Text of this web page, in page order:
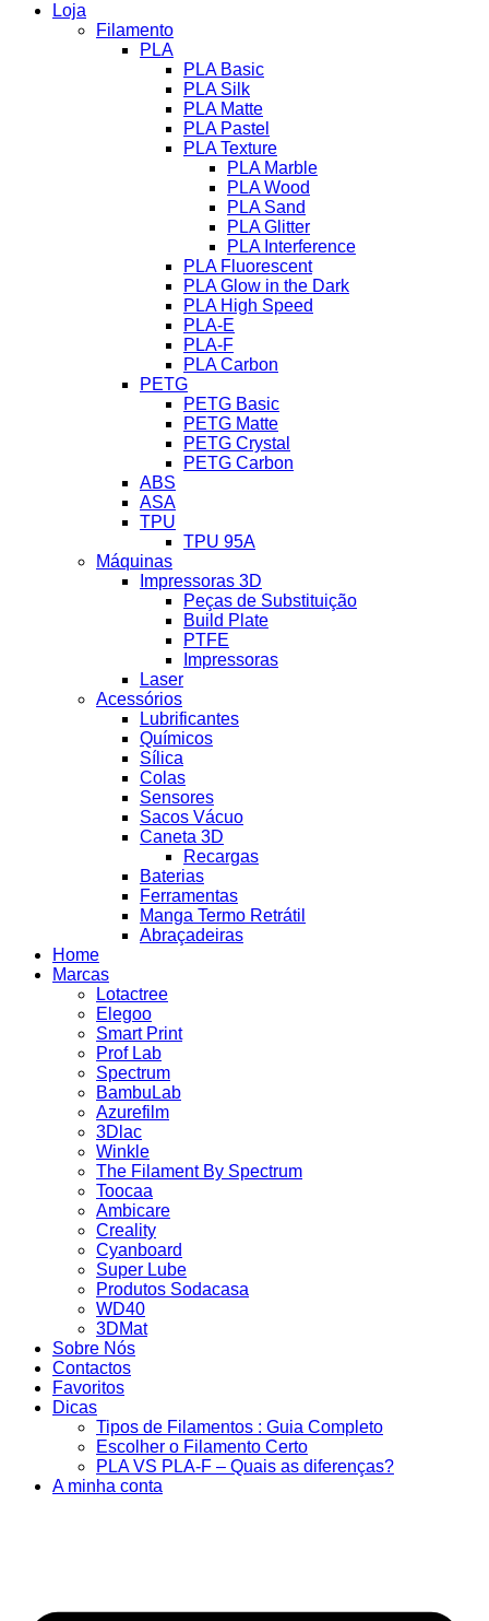
Loja
Filamento
PLA
PLA Basic
PLA Silk
PLA Matte
PLA Pastel
PLA Texture
PLA Marble
PLA Wood
PLA Sand
PLA Glitter
PLA Interference
PLA Fluorescent
PLA Glow in the Dark
PLA High Speed
PLA-E
PLA-F
PLA Carbon
PETG
PETG Basic
PETG Matte
PETG Crystal
PETG Carbon
ABS
ASA
TPU
TPU 95A
Máquinas
Impressoras 3D
Peças de Substituição
Build Plate
PTFE
Impressoras
Laser
Acessórios
Lubrificantes
Químicos
Sílica
Colas
Sensores
Sacos Vácuo
Caneta 3D
Recargas
Baterias
Ferramentas
Manga Termo Retrátil
Abraçadeiras
Home
Marcas
Lotactree
Elegoo
Smart Print
Prof Lab
Spectrum
BambuLab
Azurefilm
3Dlac
Winkle
The Filament By Spectrum
Toocaa
Ambicare
Creality
Cyanboard
Super Lube
Produtos Sodacasa
WD40
3DMat
Sobre Nós
Contactos
Favoritos
Dicas
Tipos de Filamentos : Guia Completo
Escolher o Filamento Certo
PLA VS PLA-F – Quais as diferenças?
A minha conta